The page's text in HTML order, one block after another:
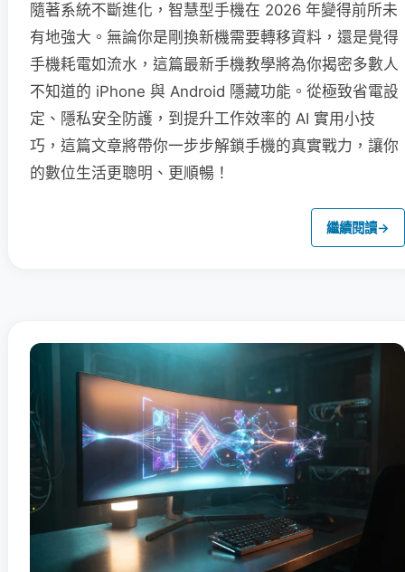
隨著系統不斷進化，智慧型手機在 2026 年變得前所未
有地強大。無論你是剛換新機需要轉移資料，還是覺得
手機耗電如流水，這篇最新手機教學將為你揭密多數人
不知道的 iPhone 與 Android 隱藏功能。從極致省電設
定、隱私安全防護，到提升工作效率的 AI 實用小技
巧，這篇文章將帶你一步步解鎖手機的真實戰力，讓你
的數位生活更聰明、更順暢！
繼續閱讀→